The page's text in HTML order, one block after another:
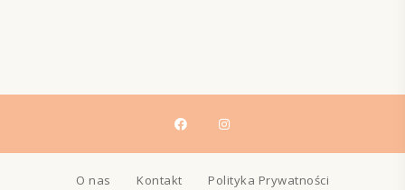
O nas Kontakt Polityka Prywatności